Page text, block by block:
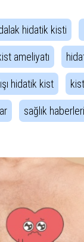
hidatik kisti
ameliyatı
hidatik kist
sağlık haberleri